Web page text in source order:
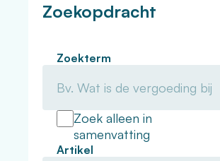
Zoekopdracht
Zoekterm
Zoek alleen in
samenvatting
Artikel